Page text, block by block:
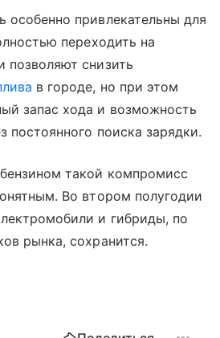
особенно привлекательны для
переходить на
позволяют снизить
в городе, но при этом
запас хода и возможность
постоянного поиска зарядки.
такой компромисс
Во втором полугодии
и гибриды, по
рынка, сохранится.